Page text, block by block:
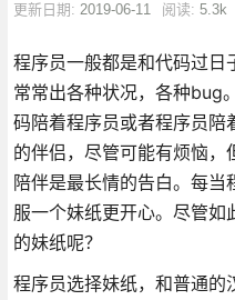
更新日期: 2019-06-11 阅读: 5.3k
程序员一般都是和代码过日
常常出各种状况，各种bug
码陪着程序员或者程序员陪
的伴侣，尽管可能有烦恼
陪伴是最长情的告白。每当
服一个妹纸更开心。尽管
的妹纸呢？
程序员选择妹纸，和普通的